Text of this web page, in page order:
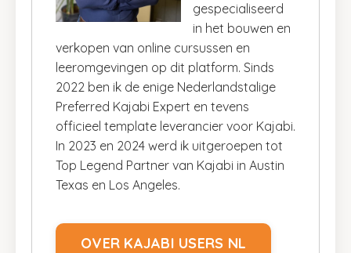
gespecialiseerd
in het bouwen en
verkopen van online cursussen en
leeromgevingen op dit platform. Sinds
2022 ben ik de enige Nederlandstalige
Preferred Kajabi Expert en tevens
officieel template leverancier voor Kajabi.
In 2023 en 2024 werd ik uitgeroepen tot
Top Legend Partner van Kajabi in Austin
Texas en Los Angeles.
OVER KAJABI USERS NL